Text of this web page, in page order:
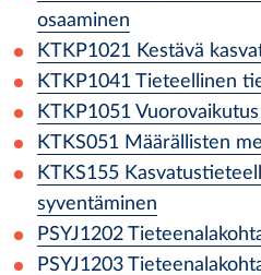
osaaminen
KTKP1021 Kestävä
KTKP1041 Tieteellinen
KTKP1051
KTKS051 Määrällisten
KTKS155
syventäminen
PSYJ1202
PSYJ1203